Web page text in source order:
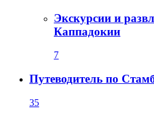
Экскурсии и
Каппадокии
7
Путеводитель по
35